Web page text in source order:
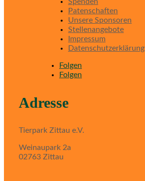
Patenschaften
Unsere Sponsoren
Stellenangebote
Impressum
Datenschutzerklärung
Folgen
Folgen
Adresse
Tierpark Zittau e.V.
Weinaupark 2a
02763 Zittau